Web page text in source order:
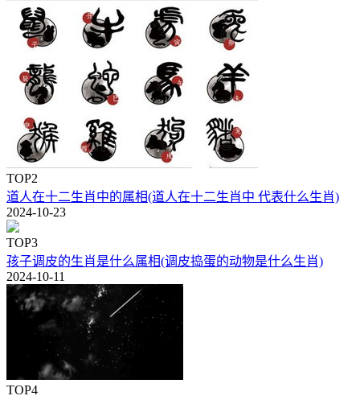
TOP2
道人在十二生肖中的属相(道人在十二生肖中 代表什么生肖)
2024-10-23
TOP3
孩子调皮的生肖是什么属相(调皮捣蛋的动物是什么生肖)
2024-10-11
TOP4